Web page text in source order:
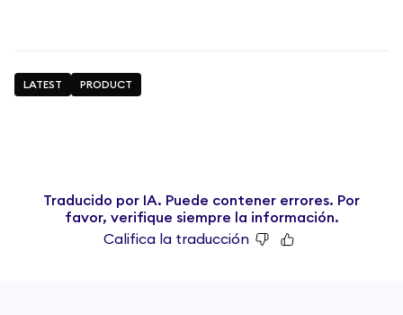
LATEST PRODUCT
Traducido por IA. Puede contener errores. Por
favor, verifique siempre la información.
Califica la traducción